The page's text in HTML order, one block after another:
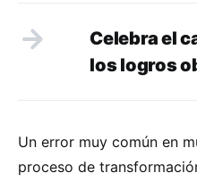
Celebra el
los logros
Un error muy común en
proceso de